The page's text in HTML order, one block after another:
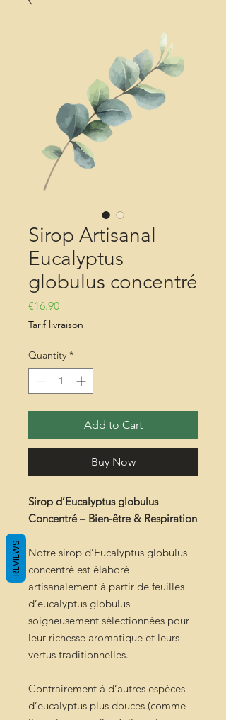
Sirop Artisanal
Eucalyptus
globulus concentré
€16.90Price
Tarif livraison
Quantity *
Add to Cart
Buy Now
Sirop d’Eucalyptus globulus
Concentré – Bien-être & Respiration
Notre sirop d’Eucalyptus globulus
concentré est élaboré
artisanalement à partir de feuilles
d’eucalyptus globulus
soigneusement sélectionnées pour
leur richesse aromatique et leurs
vertus traditionnelles.
Contrairement à d’autres espèces
d’eucalyptus plus douces (comme
REVIEWS